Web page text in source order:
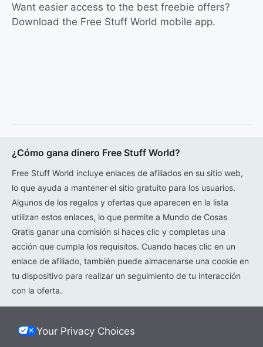
Want easier access to the best freebie offers?
Download the Free Stuff World mobile app.
¿Cómo gana dinero Free Stuff World?
Free Stuff World incluye enlaces de afiliados en su sitio web,
lo que ayuda a mantener el sitio gratuito para los usuarios.
Algunos de los regalos y ofertas que aparecen en la lista
utilizan estos enlaces, lo que permite a Mundo de Cosas
Gratis ganar una comisión si haces clic y completas una
acción que cumpla los requisitos. Cuando haces clic en un
enlace de afiliado, también puede almacenarse una cookie en
tu dispositivo para realizar un seguimiento de tu interacción
con la oferta.
Your Privacy Choices